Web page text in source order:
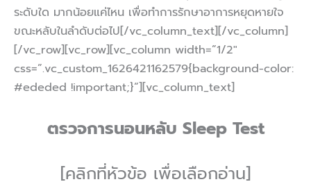
ระดับใด มากน้อยแค่ไหน เพื่อทำการรักษาอาการหยุดหายใจ
ขณะหลับในลำดับต่อไป[/vc_column_text][/vc_column]
[/vc_row][vc_row][vc_column width=”1/2″
css=”.vc_custom_1626421162579{background-color:
#ededed !important;}”][vc_column_text]
ตรวจการนอนหลับ Sleep Test
[คลิกที่หัวข้อ เพื่อเลือกอ่าน]